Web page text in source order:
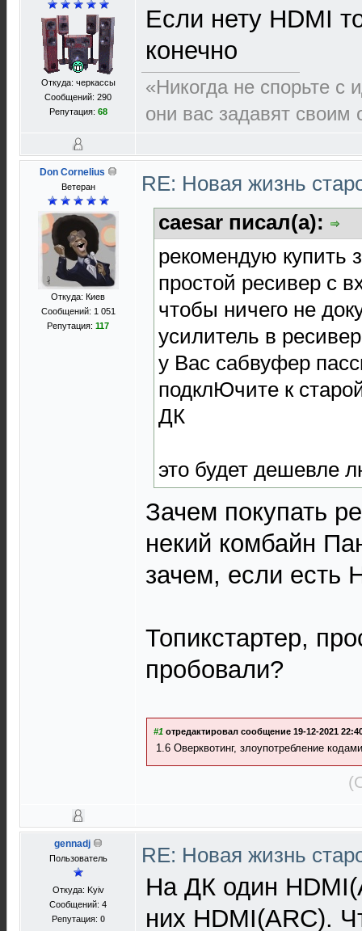
Откуда: черкассы
Сообщений: 290
Репутация: 68
Если нету HDMI
конечно
«Никогда не спорьте с
они вас задавят своим
Don Cornelius
Ветеран
Откуда: Киев
Сообщений: 1 051
Репутация: 117
RE: Новая жизнь
caesar писал(а):
рекомендую купить
простой ресивер с
чтобы ничего не
усилитель в
у Вас сабвуфер
подклЮчите к
ДК
это будет дешевле
Зачем покупать
некий комбайн
зачем, если есть
Топикстартер,
пробовали?
#1 отредактировал сообщение 19-12-2021
1.6 Оверквотинг, злоупотребление
gennadj
Пользователь
Откуда: Kyiv
Сообщений: 4
Репутация: 0
RE: Новая жизнь
На ДК один
них HDMI(ARC).